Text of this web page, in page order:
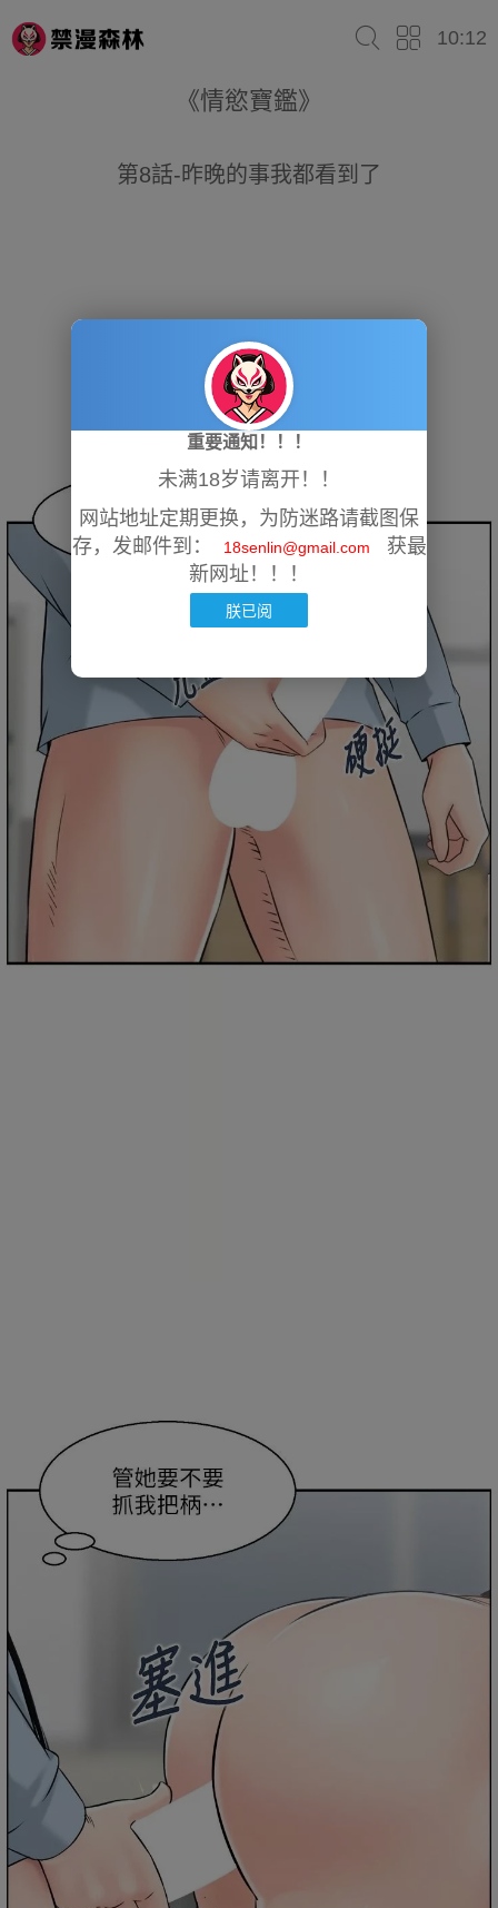
10:12
《情慾寶鑑》
第8話-昨晚的事我都看到了
重要通知！！！
未满18岁请离开！！
网站地址定期更换，为防迷路请截图保
存，发邮件到：
18senlin@gmail.com
获最
新网址！！！
朕已阅